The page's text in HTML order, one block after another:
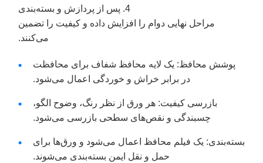
4. پس از پردازش و بسته‌بندی
مراحل نهایی دوام را افزایش داده و کیفیت را تضمین
می‌کنند.
پوشش محافظ: یک لایه محافظ شفاف برای محافظت
در برابر خراش و خوردگی اعمال می‌شود.
بازرسی کیفیت: هر ورق از نظر رنگ، وضوح الگو،
چسبندگی و نقص‌های سطحی بازرسی می‌شود.
بسته‌بندی: یک فیلم محافظ اعمال می‌شود و ورق‌ها برای
حمل و نقل ایمن بسته‌بندی می‌شوند.